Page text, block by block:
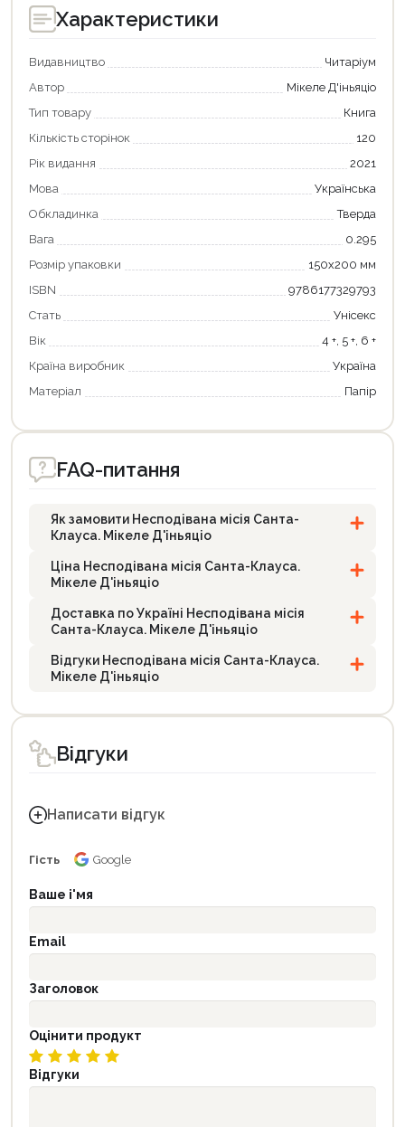
Характеристики
Видавництво
Читаріум
Автор
Мікеле Д'іньяціо
Тип товару
Книга
Кількість сторінок
120
Рік видання
2021
Мова
Українська
Обкладинка
Тверда
Вага
0.295
Розмір упаковки
150х200 мм
ISBN
9786177329793
Стать
Унісекс
Вік
4 +, 5 +, 6 +
Країна виробник
Україна
Матеріал
Папір
FAQ-питання
Як замовити Несподівана місія Санта-
Клауса. Мікеле Д'іньяціо
Ціна Несподівана місія Санта-Клауса.
Мікеле Д'іньяціо
Доставка по Україні Несподівана місія
Санта-Клауса. Мікеле Д'іньяціо
Відгуки Несподівана місія Санта-Клауса.
Мікеле Д'іньяціо
Відгуки
Написати відгук
Гість Google
Ваше і'мя
Email
Заголовок
Оцінити продукт
Відгуки